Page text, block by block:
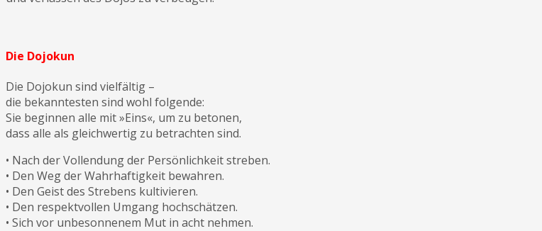
Die Dojokun
Die Dojokun sind vielfältig –
die bekanntesten sind wohl folgende:
Sie beginnen alle mit »Eins«, um zu betonen,
dass alle als gleichwertig zu betrachten sind.
• Nach der Vollendung der Persönlichkeit streben.
• Den Weg der Wahrhaftigkeit bewahren.
• Den Geist des Strebens kultivieren.
• Den respektvollen Umgang hochschätzen.
• Sich vor unbesonnenem Mut in acht nehmen.